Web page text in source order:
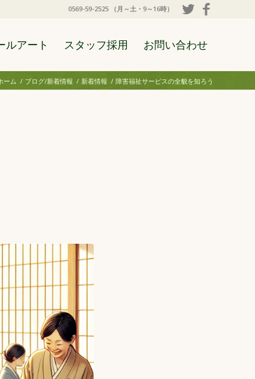
0569-59-2525 （月～土・9～16時）
ルアート スタッフ採用 お問い合わせ
ーム / ブログ/新着情報 / 新着情報 / 障害福祉サービスの全貌を知ろう